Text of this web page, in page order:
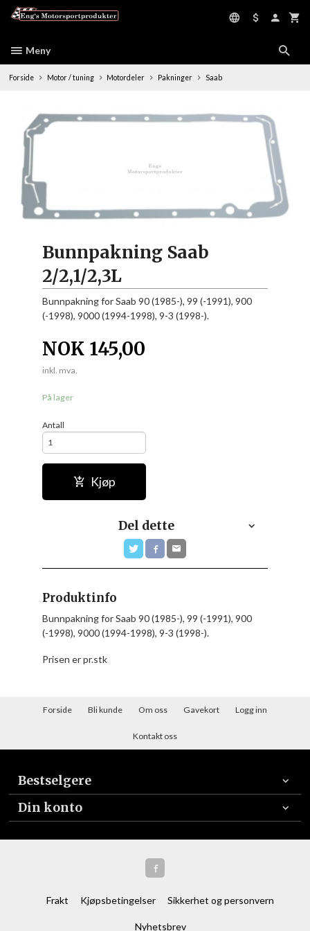
Meny
Forside Motor / tuning Motordeler Pakninger Saab
Bunnpakning Saab
2/2,1/2,3L
Bunnpakning for Saab 90 (1985-), 99 (-1991), 900
(-1998), 9000 (1994-1998), 9-3 (1998-).
NOK 145,00
inkl. mva.
På lager
Antall
Kjøp
Del dette
Produktinfo
Bunnpakning for Saab 90 (1985-), 99 (-1991), 900
(-1998), 9000 (1994-1998), 9-3 (1998-).
Prisen er pr.stk
Forside Bli kunde Om oss Gavekort Logg inn
Kontakt oss
Bestselgere
Din konto
Frakt Kjøpsbetingelser Sikkerhet og personvern
Nyhetsbrev